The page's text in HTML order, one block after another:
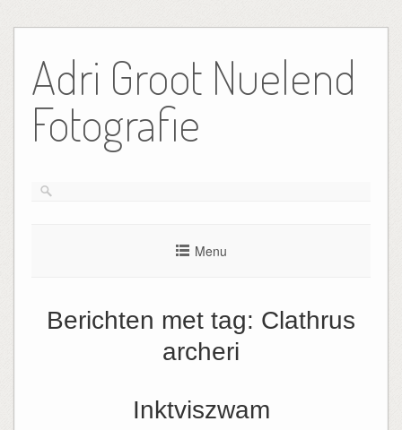
de
inhoud
Adri Groot Nuelend
Fotografie
Menu
Berichten met tag: Clathrus
archeri
Inktviszwam